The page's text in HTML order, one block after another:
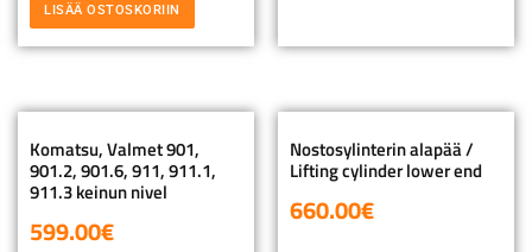
LISÄÄ OSTOSKORIIN
Komatsu, Valmet 901,
901.2, 901.6, 911, 911.1,
911.3 keinun nivel
599.00€
Nostosylinterin alapää /
Lifting cylinder lower end
660.00€